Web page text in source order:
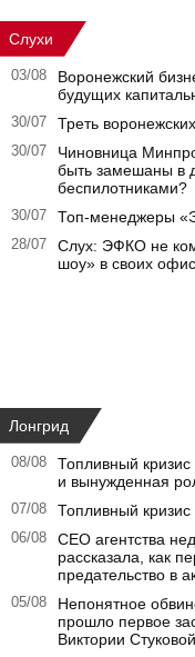
Слухи
03/08
Воронежский
будущих
30/07 Треть
30/07
Чиновница
быть замешаны в
беспилотниками?
30/07 Топ-менеджеры
28/07
Слух: ЭФКО не
шоу» в своих
Лонгрид
08/08
Топливный
и вынужденная
07/08 Топливный
06/08
CEO агентства
рассказала, как
предательство в
05/08
Непонятное
прошло первое
Виктории Стуковой